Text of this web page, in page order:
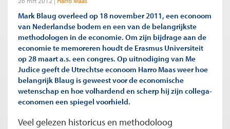
Mark Blaug overleed op 18 november 2011, een econoom
van Nederlandse bodem en een van de belangrijkste
methodologen in de economie. Om zijn bijdrage aan de
economie te memoreren houdt de Erasmus Universiteit
op 28 maart a.s. een congres. Op uitnodiging van Me
Judice geeft de Utrechtse econoom Harro Maas weer hoe
belangrijk Blaug is geweest voor de economische
wetenschap en hoe volhardend en scherp hij zijn collega-
economen een spiegel voorhield.
Veel gelezen historicus en methodoloog